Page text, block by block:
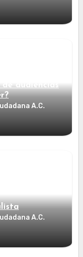
audiencias
A.C.
A.C.